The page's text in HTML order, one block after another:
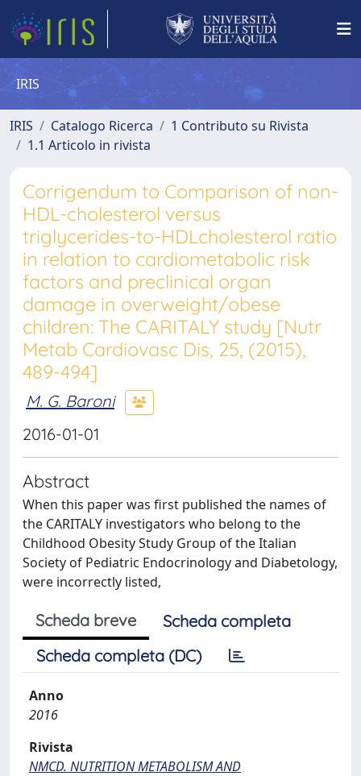
IRIS
IRIS Catalogo Ricerca
1 Contributo su Rivista
1.1 Articolo in rivista
Corrigendum to Comparison of non-
HDL-cholesterol versus
triglycerides-to-HDLcholesterol ratio
in relation to cardiometabolic risk
factors and preclinical organ
damage in overweight/obese
children: The CARITALY study [Nutr
Metab Cardiovasc Dis, 25, (2015),
489-494]
M. G. Baroni
2016-01-01
Abstract
When this paper was first published the names of
the CARITALY investigators who belong to the
Childhood Obesity Study Group of the Italian
Society of Pediatric Endocrinology and Diabetology,
were incorrectly listed,
Scheda breve
Scheda completa
Scheda completa (DC)
Anno
2016
Rivista
NMCD. NUTRITION METABOLISM AND